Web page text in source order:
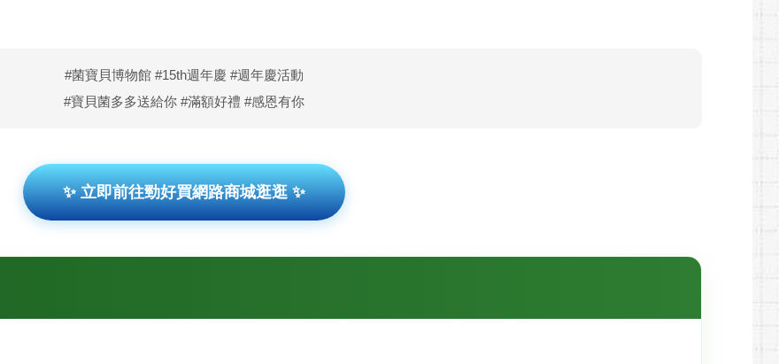
#菌寶貝博物館 #15th週年慶 #週年慶活動
#寶貝菌多多送給你 #滿額好禮 #感恩有你
✨ 立即前往勁好買網路商城逛逛 ✨